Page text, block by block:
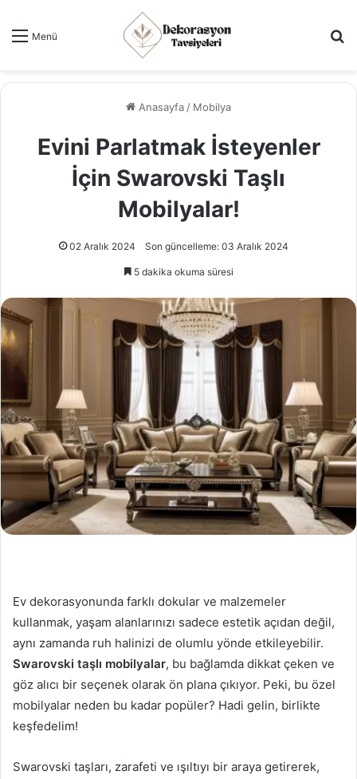
Menü
Anasayfa / Mobilya
Evini Parlatmak İsteyenler
İçin Swarovski Taşlı
Mobilyalar!
02 Aralık 2024 Son güncelleme: 03 Aralık 2024
5 dakika okuma süresi
Ev dekorasyonunda farklı dokular ve malzemeler
kullanmak, yaşam alanlarınızı sadece estetik açıdan değil,
aynı zamanda ruh halinizi de olumlu yönde etkileyebilir.
Swarovski taşlı mobilyalar, bu bağlamda dikkat çeken ve
göz alıcı bir seçenek olarak ön plana çıkıyor. Peki, bu özel
mobilyalar neden bu kadar popüler? Hadi gelin, birlikte
keşfedelim!
Swarovski taşları, zarafeti ve ışıltıyı bir araya getirerek,